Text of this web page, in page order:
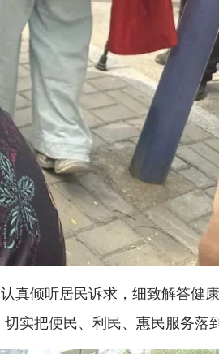
倾听居民诉求，细致解答健
实把便民、利民、惠民服务落到